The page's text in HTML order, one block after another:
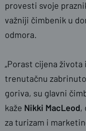
provesti svoje
važniji čimbenik u
odmora.
„Porast cijena
trenutačnu
goriva, su glavni
kaže Nikki MacLeod,
za turizam i